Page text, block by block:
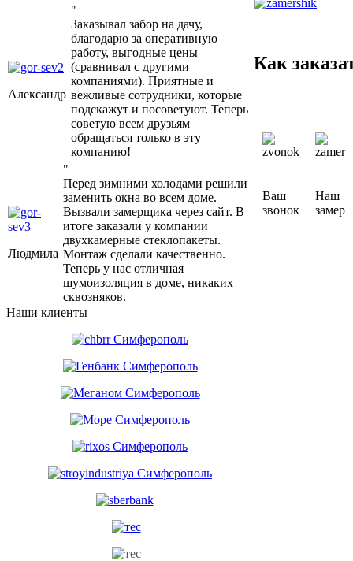
Александр
"
Заказывал забор на дачу,
благодарю за оперативную
работу, выгодные цены
(сравнивал с другими
компаниями). Приятные и
вежливые сотрудники, которые
подскажут и посоветуют. Теперь
советую всем друзьям
обращаться только в эту
компанию!
Людмила
"
Перед зимними холодами решили
заменить окна во всем доме.
Вызвали замерщика через сайт. В
итоге заказали у компании
двухкамерные стеклопакеты.
Монтаж сделали качественно.
Теперь у нас отличная
шумоизоляция в доме, никаких
сквозняков.
Наши клиенты
Как
Ваш
звонок
Наш
замер